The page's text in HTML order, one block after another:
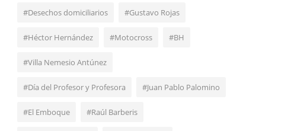
#Desechos domiciliarios #Gustavo Rojas
#Héctor Hernández #Motocross #BH
#Villa Nemesio Antúnez
#Día del Profesor y Profesora #Juan Pablo Palomino
#El Emboque #Raúl Barberis